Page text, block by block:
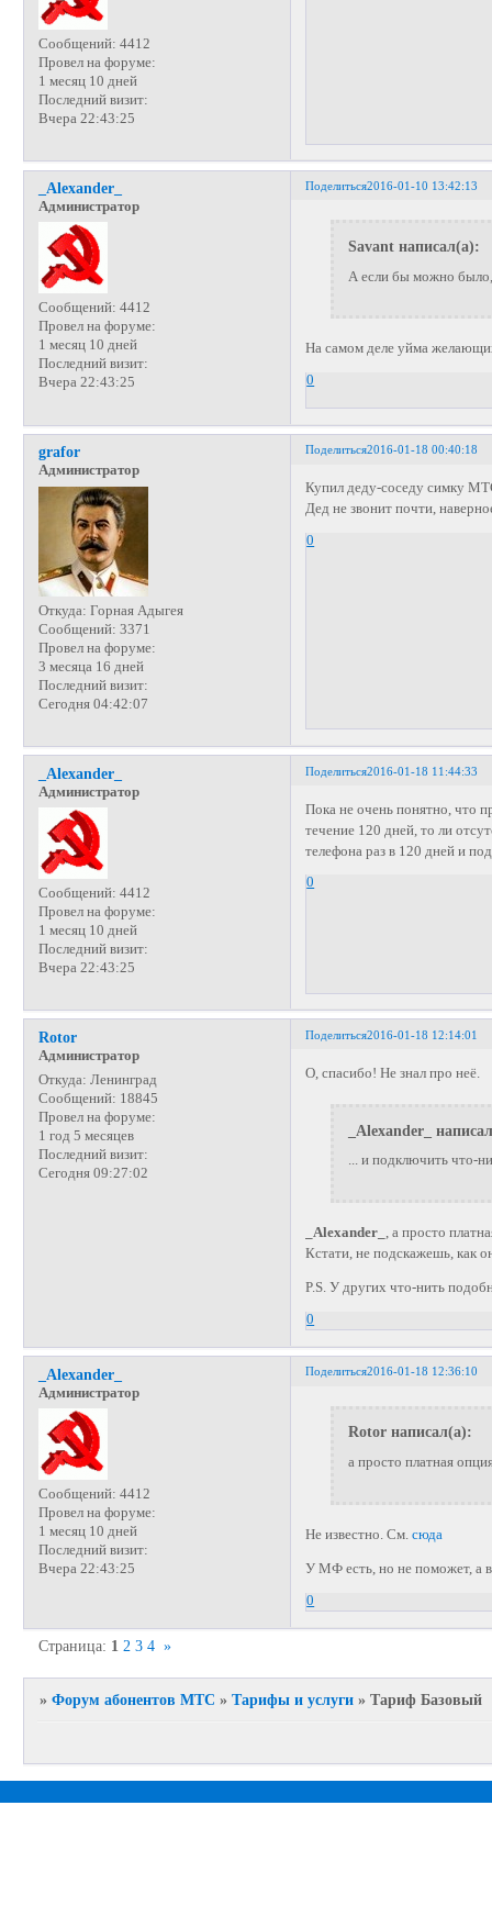
Сообщений: 4412
Провел на форуме:
1 месяц 10 дней
Последний визит:
Вчера 22:43:25
Поделиться2016-01-10 13:42:13
_Alexander_
Администратор
Сообщений: 4412
Провел на форуме:
1 месяц 10 дней
Последний визит:
Вчера 22:43:25
Savant написал(а):
А если бы можно
На самом деле уйма
0
Поделиться2016-01-18 00:40:18
grafor
Администратор
Откуда: Горная Адыгея
Сообщений: 3371
Провел на форуме:
3 месяца 16 дней
Последний визит:
Сегодня 04:42:07
Купил деду-соседу симку
Дед не звонит почти,
0
Поделиться2016-01-18 11:44:33
_Alexander_
Администратор
Сообщений: 4412
Провел на форуме:
1 месяц 10 дней
Последний визит:
Вчера 22:43:25
Пока не очень понятно, что
течение 120 дней, то ли
телефона раз в 120 дней и
0
Поделиться2016-01-18 12:14:01
Rotor
Администратор
Откуда: Ленинград
Сообщений: 18845
Провел на форуме:
1 год 5 месяцев
Последний визит:
Сегодня 09:27:02
О, спасибо! Не знал про неё.
_Alexander_
... и подключить что-
_Alexander_
, а просто
Кстати, не подскажешь, как
P.S. У других что-нить
0
Поделиться2016-01-18 12:36:10
_Alexander_
Администратор
Сообщений: 4412
Провел на форуме:
1 месяц 10 дней
Последний визит:
Вчера 22:43:25
Rotor написал(а):
а просто платная
Не известно. См.сюда
У МФ есть, но не поможет, а
0
Страница: 1 2 3 4 »
»Форум абонентов МТС »Тарифы и услуги »Тариф Базовый